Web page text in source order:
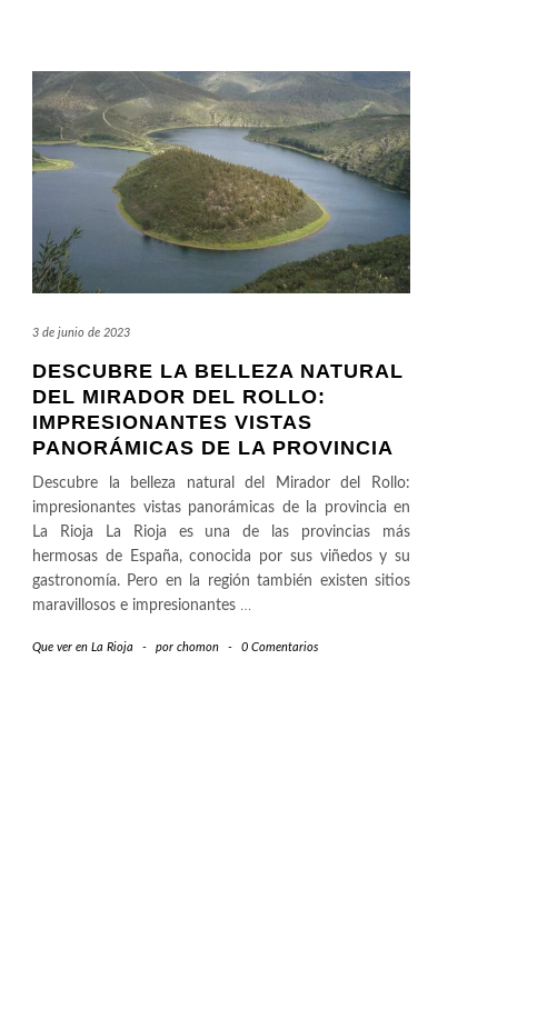
3 de junio de 2023
DESCUBRE LA BELLEZA NATURAL
DEL MIRADOR DEL ROLLO:
IMPRESIONANTES VISTAS
PANORÁMICAS DE LA PROVINCIA
Descubre la belleza natural del Mirador del Rollo:
impresionantes vistas panorámicas de la provincia en
La Rioja La Rioja es una de las provincias más
hermosas de España, conocida por sus viñedos y su
gastronomía. Pero en la región también existen sitios
maravillosos e impresionantes …
Que ver en La Rioja - por chomon - 0 Comentarios